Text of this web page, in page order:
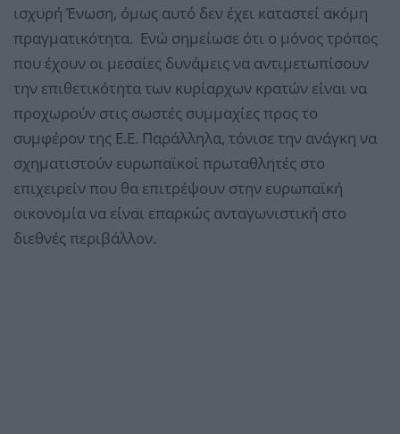
ισχυρή Ένωση, όμως αυτό δεν έχει καταστεί ακόμη
πραγματικότητα. Ενώ σημείωσε ότι ο μόνος τρόπος
που έχουν οι μεσαίες δυνάμεις να αντιμετωπίσουν
την επιθετικότητα των κυρίαρχων κρατών είναι να
προχωρούν στις σωστές συμμαχίες προς το
συμφέρον της Ε.Ε. Παράλληλα, τόνισε την ανάγκη να
σχηματιστούν ευρωπαϊκοί πρωταθλητές στο
επιχειρείν που θα επιτρέψουν στην ευρωπαϊκή
οικονομία να είναι επαρκώς ανταγωνιστική στο
διεθνές περιβάλλον.